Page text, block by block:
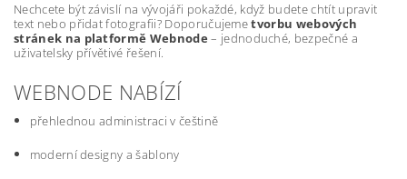
Nechcete být závislí na vývojáři pokaždé, když budete chtít upravit
text nebo přidat fotografii? Doporučujemetvorbu webových
stránek na platformě Webnode – jednoduché, bezpečné a
uživatelsky přívětivé řešení.
WEBNODE NABÍZÍ
přehlednou administraci v češtině
moderní designy a šablony